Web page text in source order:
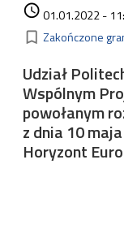
access_time01.01.2022 -
bookmark_border Kategorie
Zakończone
Udział
Wspólnym
powołanym
z dnia 10
Horyzont